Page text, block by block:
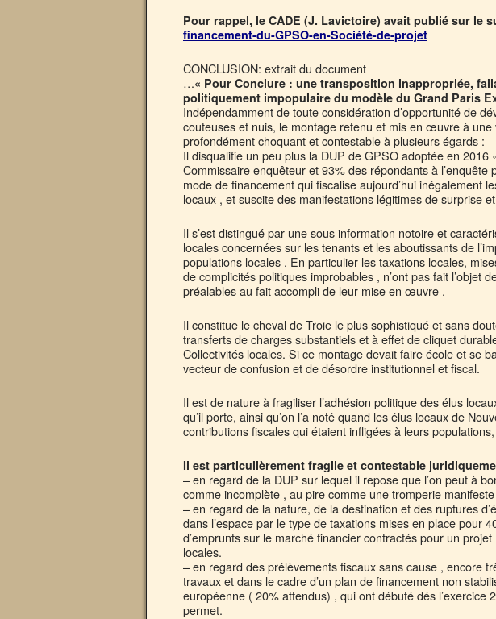
Pour rappel, le CADE (J. Lavictoire) avait publié sur le
financement-du-GPSO-en-Société-de-projet
CONCLUSION: extrait du document
…« Pour Conclure : une transposition inappropriée,
politiquement impopulaire du modèle du Grand Paris
Indépendamment de toute considération d’opportunité de
couteuses et nuis, le montage retenu et mis en œuvre à
profondément choquant et contestable à plusieurs égards :
Il disqualifie un peu plus la DUP de GPSO adoptée en 2016
Commissaire enquêteur et 93% des répondants à l’enquête
mode de financement qui fiscalise aujourd’hui inégalement
locaux , et suscite des manifestations légitimes de surprise
Il s’est distingué par une sous information notoire et
locales concernées sur les tenants et les aboutissants de
populations locales . En particulier les taxations locales,
de complicités politiques improbables , n’ont pas fait l’objet
préalables au fait accompli de leur mise en œuvre .
Il constitue le cheval de Troie le plus sophistiqué et sans
transferts de charges substantiels et à effet de cliquet
Collectivités locales. Si ce montage devait faire école et se
vecteur de confusion et de désordre institutionnel et fiscal.
Il est de nature à fragiliser l’adhésion politique des élus
qu’il porte, ainsi qu’on l’a noté quand les élus locaux de
contributions fiscales qui étaient infligées à leurs
Il est particulièrement fragile et contestable
– en regard de la DUP sur lequel il repose que l’on peut à
comme incomplète , au pire comme une tromperie
– en regard de la nature, de la destination et des ruptures
dans l’espace par le type de taxations mises en place pour
d’emprunts sur le marché financier contractés pour un
locales.
– en regard des prélèvements fiscaux sans cause , encore
travaux et dans le cadre d’un plan de financement non
européenne ( 20% attendus) , qui ont débuté dés l’exercice
permet.